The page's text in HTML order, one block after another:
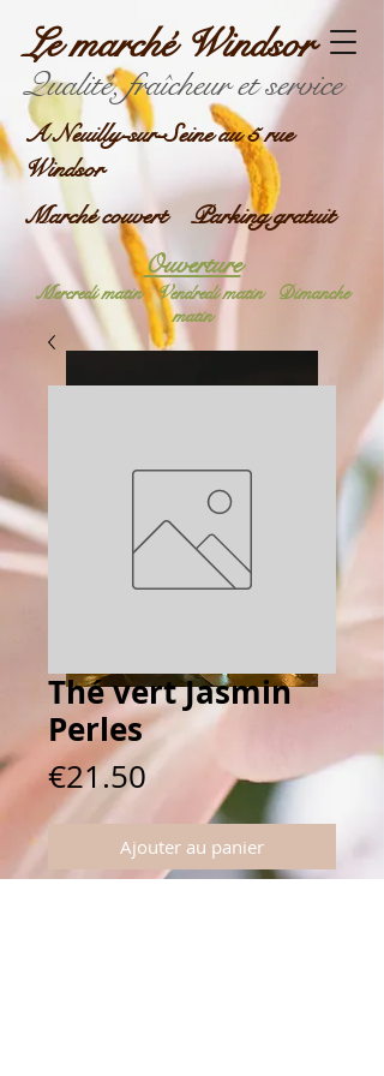
Le marché Windsor
Qualité, fraîcheur et service
A Neuilly-sur-Seine au 5 rue
Windsor
Marché couvert Parking gratuit
Ouverture
Mercredi matinVendredi matin Dimanche
matin
Thé vert Jasmin
Perles
€21.50Prix
Ajouter au panier